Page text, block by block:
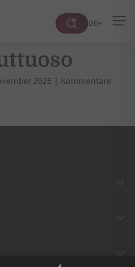
Suche
DE
2025 | Kommentare